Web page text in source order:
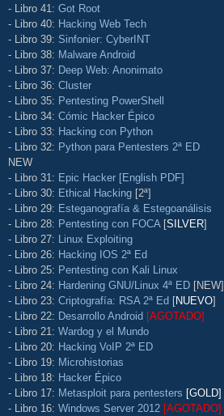
- Libro 41: Got Root
- Libro 40: Hacking Web Tech
- Libro 39: Sinfonier: CyberINT
- Libro 38: Malware Android
- Libro 37: Deep Web: Anonimato
- Libro 36: Cluster
- Libro 35: Pentesting PowerShell
- Libro 34: Cómic Hacker Épico
- Libro 33: Hacking con Python
- Libro 32: Python para Pentesters 2ª ED
NEW
- Libro 31: Epic Hacker [English PDF]
- Libro 30: Ethical Hacking [2ª]
- Libro 29: Esteganografía & Estegoanálisis
- Libro 28: Pentesting con FOCA [SILVER]
- Libro 27: Linux Exploiting
- Libro 26: Hacking IOS 2ª Ed
- Libro 25: Pentesting con Kali Linux
- Libro 24: Hardening GNU/Linux 4ª ED [NEW]
- Libro 23: Criptografía: RSA 2ª Ed [NUEVO]
- Libro 22: Desarrollo Android [AGOTADO]
- Libro 21: Wardog y el Mundo
- Libro 20: Hacking VoIP 2ª ED
- Libro 19: Microhistorias
- Libro 18: Hacker Épico
- Libro 17: Metasploit para pentesters [GOLD]
- Libro 16: Windows Server 2012 [AGOTADO]